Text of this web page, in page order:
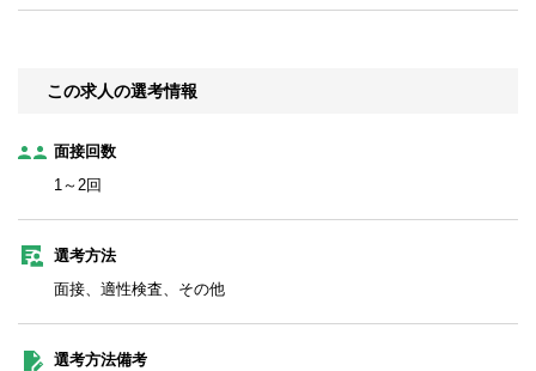
この求人の選考情報
面接回数
1～2回
選考方法
面接、適性検査、その他
選考方法備考